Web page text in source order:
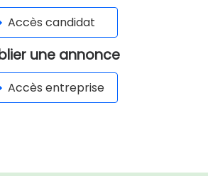
Accès candidat
une annonce
Accès entreprise